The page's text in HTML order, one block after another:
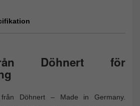
Döhnert för
från Döhnert – Made in Germany.